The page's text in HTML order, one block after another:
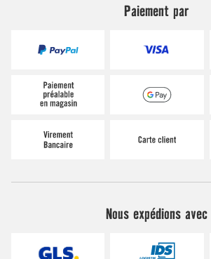
Paiement par
Nous expédions avec